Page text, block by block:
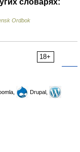
словарях:
Ordbok
18+
Drupal,